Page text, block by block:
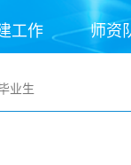
工作 师资
业生